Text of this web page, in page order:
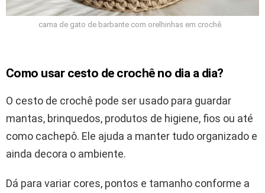
cama de gato de barbante com orelhinhas em crochê
Como usar cesto de crochê no dia a dia?
O cesto de crochê pode ser usado para guardar
mantas, brinquedos, produtos de higiene, fios ou até
como cachepô. Ele ajuda a manter tudo organizado e
ainda decora o ambiente.
Dá para variar cores, pontos e tamanho conforme a